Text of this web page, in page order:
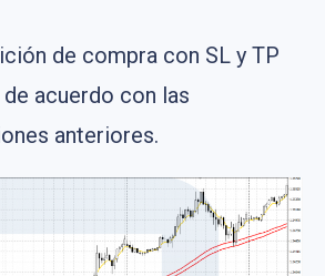
de compra con SL y TP
acuerdo con las
anteriores.